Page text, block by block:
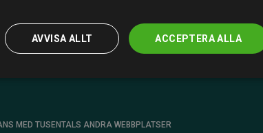
MED TUSENTALS ANDRA WEBBPLATSER
ACCEPTERA ALLA
AVVISA ALLT